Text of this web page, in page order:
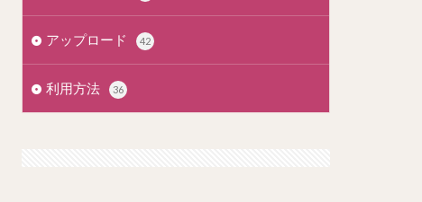
アップロード 42
利用方法 36